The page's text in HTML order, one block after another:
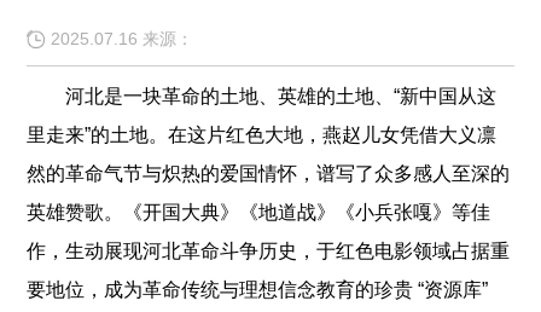
2025.07.16 来源：
河北是一块革命的土地、英雄的土地、“新中国从这
里走来”的土地。在这片红色大地，燕赵儿女凭借大义凛
然的革命气节与炽热的爱国情怀，谱写了众多感人至深的
英雄赞歌。《开国大典》《地道战》《小兵张嘎》等佳
作，生动展现河北革命斗争历史，于红色电影领域占据重
要地位，成为革命传统与理想信念教育的珍贵 “资源库”